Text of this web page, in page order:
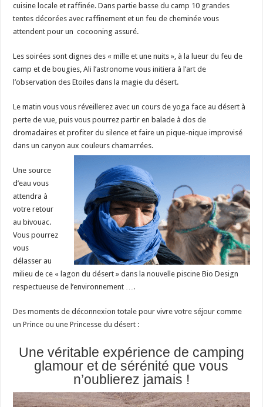
cuisine locale et raffinée. Dans partie basse du camp 10 grandes
tentes décorées avec raffinement et un feu de cheminée vous
attendent pour un cocooning assuré.
Les soirées sont dignes des « mille et une nuits », à la lueur du feu de
camp et de bougies, Ali l’astronome vous initiera à l’art de
l’observation des Etoiles dans la magie du désert.
Le matin vous vous réveillerez avec un cours de yoga face au désert à
perte de vue, puis vous pourrez partir en balade à dos de
dromadaires et profiter du silence et faire un pique-nique improvisé
dans un canyon aux couleurs chamarrées.
Une source
d’eau vous
attendra à
votre retour
au bivouac.
Vous pourrez
vous
délasser au
milieu de ce « lagon du désert » dans la nouvelle piscine Bio Design
respectueuse de l’environnement ….
Des moments de déconnexion totale pour vivre votre séjour comme
un Prince ou une Princesse du désert :
Une véritable expérience de camping
glamour et de sérénité que vous
n’oublierez jamais !